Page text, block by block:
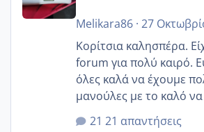
Melikara86· 27
Κορίτσια καλησπέρα.
forum για πολύ καιρό.
όλες καλά να έχουμε
μανούλες με το καλό
αυτές που ήδη
21 απαντήσεις